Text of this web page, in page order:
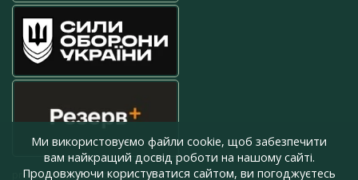
press@armyinform.com.ua
Ми використовуємо файли cookie, щоб забезпечити
вам найкращий досвід роботи на нашому сайті.
Продовжуючи користуватися сайтом, ви погоджуєтесь